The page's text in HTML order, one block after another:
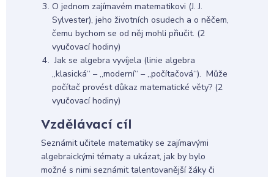
O jednom zajímavém matematikovi (J. J.
Sylvester), jeho životních osudech a o něčem,
čemu bychom se od něj mohli přiučit. (2
vyučovací hodiny)
Jak se algebra vyvíjela (linie algebra
„klasická“ – „moderní“ – „počítačová“). Může
počítač provést důkaz matematické věty? (2
vyučovací hodiny)
Vzdělávací cíl
Seznámit učitele matematiky se zajímavými
algebraickými tématy a ukázat, jak by bylo
možné s nimi seznámit talentovanější žáky či